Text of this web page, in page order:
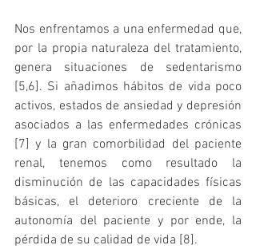
Nos enfrentamos a una enfermedad que,
por la propia naturaleza del tratamiento,
genera situaciones de sedentarismo
[5,6]. Si añadimos hábitos de vida poco
activos, estados de ansiedad y depresión
asociados a las enfermedades crónicas
[7] y la gran comorbilidad del paciente
renal, tenemos como resultado la
disminución de las capacidades físicas
básicas, el deterioro creciente de la
autonomía del paciente y por ende, la
pérdida de su calidad de vida [8].